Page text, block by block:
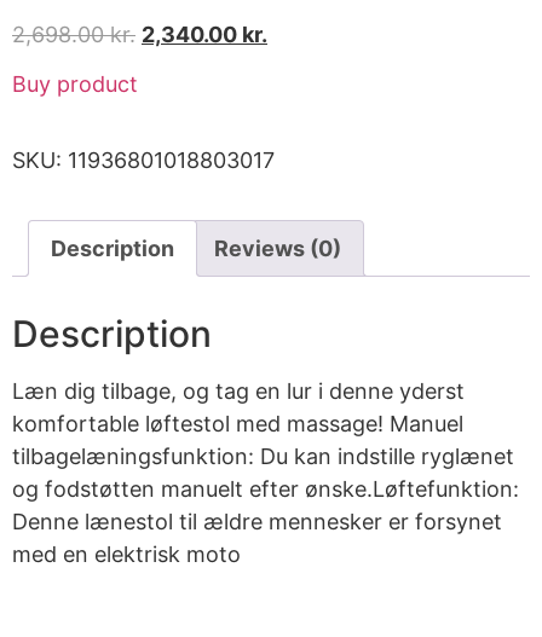
2,698.00kr. 2,340.00 kr.
Buy product
SKU: 11936801018803017
Description Reviews (0)
Description
Læn dig tilbage, og tag en lur i denne yderst
komfortable løftestol med massage! Manuel
tilbagelæningsfunktion: Du kan indstille ryglænet
og fodstøtten manuelt efter ønske.Løftefunktion:
Denne lænestol til ældre mennesker er forsynet
med en elektrisk moto